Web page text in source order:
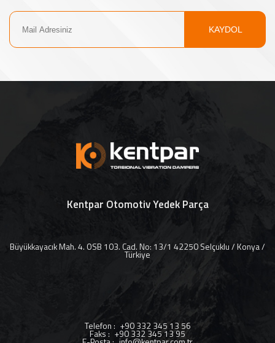
KAYDOL
Kentpar Otomotiv Yedek Parça
Büyükkayacık Mah. 4. OSB 103. Cad. No: 13/1 42250 Selçuklu / Konya /
Türkiye
Telefon: +90 332 345 13 56
Faks: +90 332 345 13 95